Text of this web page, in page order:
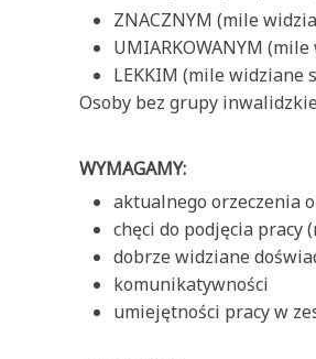
ZNACZNYM (mile
UMIARKOWANYM
LEKKIM (mile widziane
Osoby bez grupy
WYMAGAMY:
aktualnego orzeczenia
chęci do podjęcia pracy
dobrze widziane
komunikatywności
umiejętności pracy w